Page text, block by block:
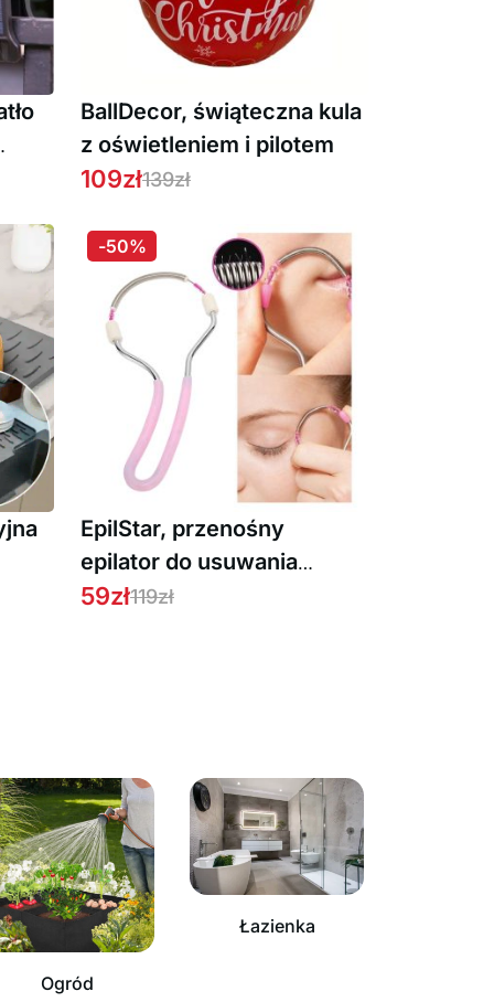
BallDecor, świąteczna kula
z oświetleniem i pilotem
109zł139zł
EpilStar, przenośny
epilator do usuwania
owłosienia na twarzy
59zł119zł
-50%
Ogród
Łazienka